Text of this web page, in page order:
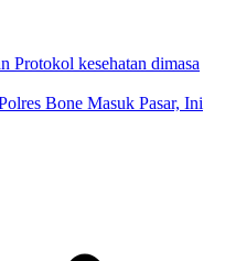
Protokol kesehatan dimasa
Bone Masuk Pasar, Ini